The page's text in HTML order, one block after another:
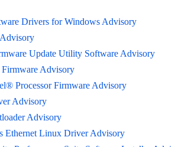
Drivers for Windows Advisory
Update Utility Software Advisory
Advisory
Processor Firmware Advisory
Advisory
Advisory
Ethernet Linux Driver Advisory